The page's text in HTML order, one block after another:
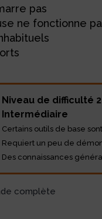
pas
ne fonctionne
Niveau de difficulté 2
Intermédiaire
Certains outils de base
Requiert un peu de
Des connaissances
complète